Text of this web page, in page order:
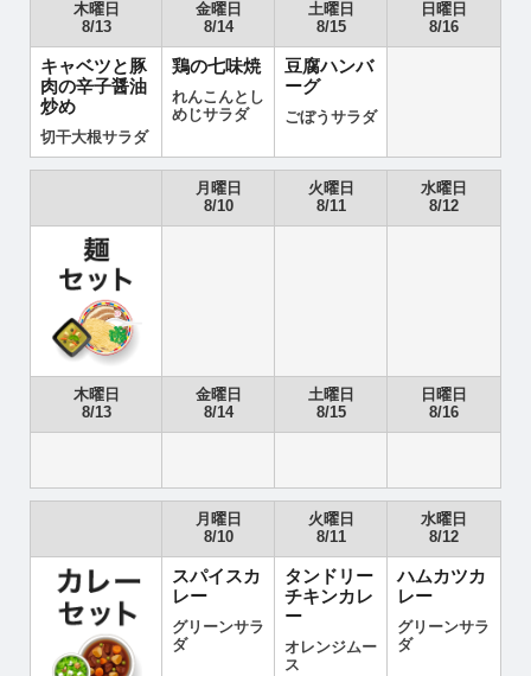
木曜日
8/13
金曜日
8/14
土曜日
8/15
日曜日
8/16
キャベツと豚
肉の辛子醤油
炒め
切干大根サラダ
鶏の七味焼
れんこんとし
めじサラダ
豆腐ハンバ
ーグ
ごぼうサラダ
月曜日
8/10
火曜日
8/11
水曜日
8/12
木曜日
8/13
金曜日
8/14
土曜日
8/15
日曜日
8/16
月曜日
8/10
火曜日
8/11
水曜日
8/12
スパイスカ
レー
グリーンサラ
ダ
タンドリー
チキンカレ
ー
オレンジムー
ス
ハムカツカ
レー
グリーンサラ
ダ